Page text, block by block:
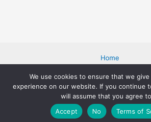
Home
About Me
Cookies Policy
Privacy Policy
We use cookies to ensure that we
experience on our website. If you continue
will assume that you agree
Accept
No Terms of